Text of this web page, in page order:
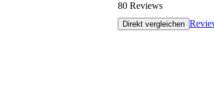
80 Reviews
Direkt vergleichen